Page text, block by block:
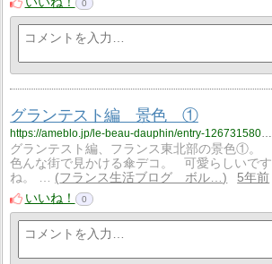
0
グランテスト編 景色 ①
https://ameblo.jp/le-beau-dauphin/entry-12673158005.html
グランテスト編、フランス東北部の景色①。
色んな街で見かける傘デコ。 可愛らしいです
ね。 …
フランス生活ブログ ボル…
5年前
いいね！
0